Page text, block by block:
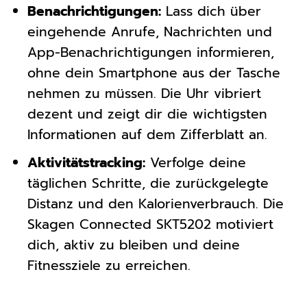
Benachrichtigungen:Lass dich über
eingehende Anrufe, Nachrichten und
App-Benachrichtigungen informieren,
ohne dein Smartphone aus der Tasche
nehmen zu müssen. Die Uhr vibriert
dezent und zeigt dir die wichtigsten
Informationen auf dem Zifferblatt an.
Aktivitätstracking:Verfolge deine
täglichen Schritte, die zurückgelegte
Distanz und den Kalorienverbrauch. Die
Skagen Connected SKT5202 motiviert
dich, aktiv zu bleiben und deine
Fitnessziele zu erreichen.